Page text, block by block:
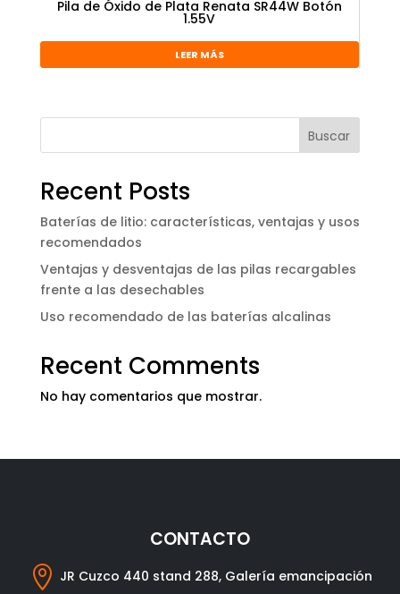
Pila de Óxido de Plata Renata SR44W Botón
1.55V
LEER MÁS
Buscar
Recent Posts
Baterías de litio: características, ventajas y usos
recomendados
Ventajas y desventajas de las pilas recargables
frente a las desechables
Uso recomendado de las baterías alcalinas
Recent Comments
No hay comentarios que mostrar.
CONTACTO
 JR Cuzco 440 stand 288, Galería emancipación